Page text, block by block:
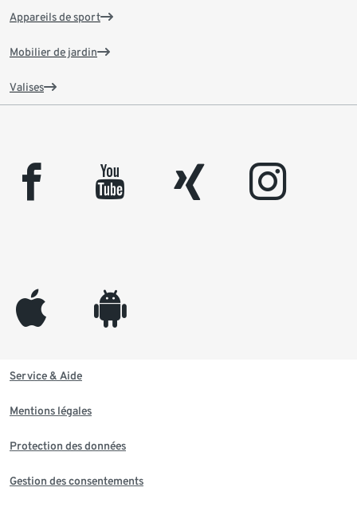
Appareils de sport
Mobilier de jardin
Valises
facebook youtube xing instagram
appleinc android
Service & Aide
Mentions légales
Protection des données
Gestion des consentements